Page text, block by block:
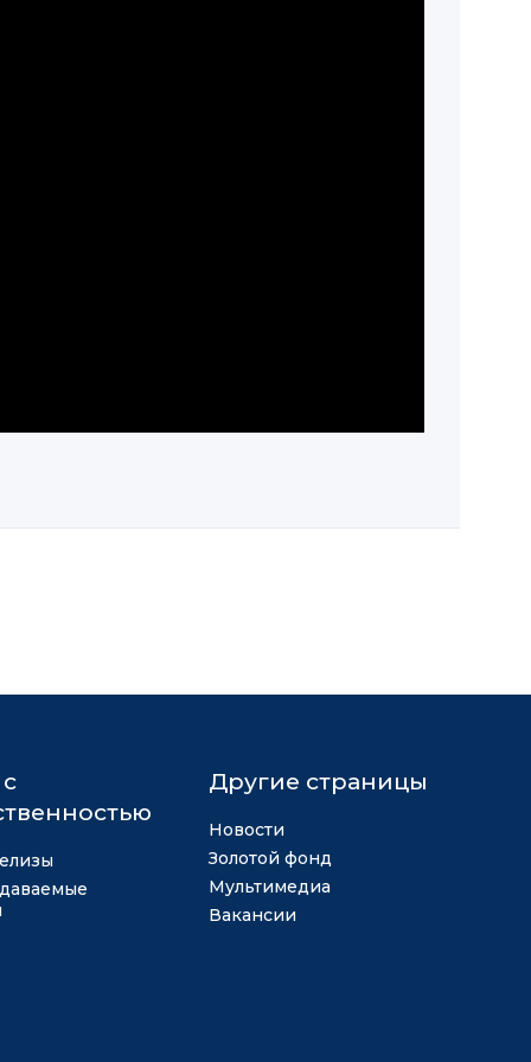
Другие страницы
Новости
Золотой фонд
Мультимедиа
Вакансии